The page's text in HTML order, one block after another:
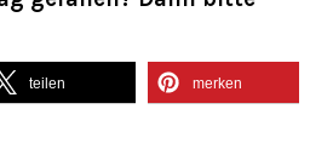
teilen merken